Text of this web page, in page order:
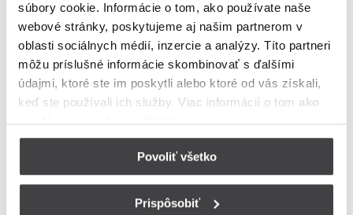
súbory cookie. Informácie o tom, ako používate naše
webové stránky, poskytujeme aj našim partnerom v
oblasti sociálnych médií, inzercie a analýzy. Títo partneri
môžu príslušné informácie skombinovať s ďalšími
údajmi, ktoré ste im poskytli alebo ktoré od vás získali,
keď ste používali ich služby. Viac informácií o tom ako
používame cookies nájdete tu.
Povoliť všetko
Prispôsobiť
Ostatné práva a povinnosti Poskytovateľa a Užívateľa v týchto
podmienkach neupravené sa riadia Zmluvou o poskytovaní verejne
dostupných služieb, vrátane všetkých jej súčastí, t.j. najmä
Všeobecných obchodných
podmienok na poskytovanie verejne dostupných služieb,
Osobitných podmienok, Tarify UPC Internet a Tarify jednorazových
služieb a iných platieb.
Ceny v týchto podmienkach kampane predstavujú mesačné